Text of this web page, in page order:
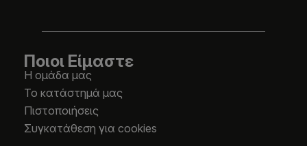
Ποιοι Είμαστε
Η ομάδα μας
Το κατάστημά μας
Πιστοποιήσεις
Συγκατάθεση για cookies